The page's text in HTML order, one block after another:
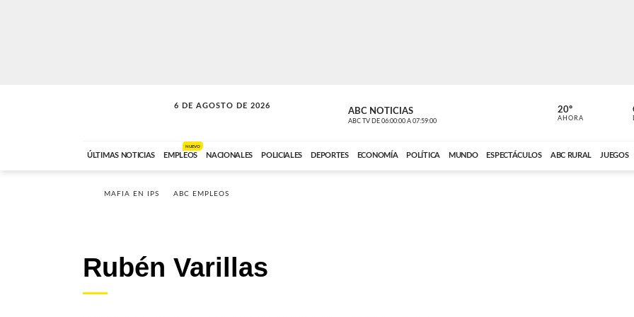
6 DE AGOSTO DE 2026
LA INCONDICIONAL ABC NOTICIAS
ABC TV DE 06:00:00 A 07:59:00
LA
ABC CARDINAL
20º
AHORA
ÚLTIMAS NOTICIAS EMPLEOS
NUEVO
NACIONALES POLICIALES DEPORTES ECONOMÍA POLÍTICA MUNDO ESPECTÁCULOS ABC RURAL JUEGOS
MAFIA EN IPS ABC EMPLEOS
Rubén Varillas